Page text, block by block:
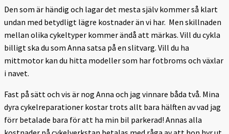
Den som är händig och lagar det mesta själv kommer så klart
undan med betydligt lägre kostnader än vi har. Men skillnaden
mellan olika cykeltyper kommer ändå att märkas. Vill du cykla
billigt ska du som Anna satsa på en slitvarg. Vill du ha
mittmotor kan du hitta modeller som har fotbroms och växlar
i navet.
Fast på sätt och vis är nog Anna och jag vinnare båda två. Mina
dyra cykelreparationer kostar trots allt bara hälften av vad jag
förr betalade bara för att ha min bil parkerad! Annas alla